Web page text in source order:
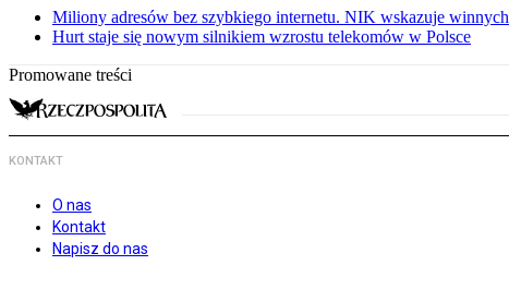
Miliony adresów bez szybkiego internetu. NIK wskazuje winnych
Hurt staje się nowym silnikiem wzrostu telekomów w Polsce
Promowane treści
KONTAKT
O nas
Kontakt
Napisz do nas